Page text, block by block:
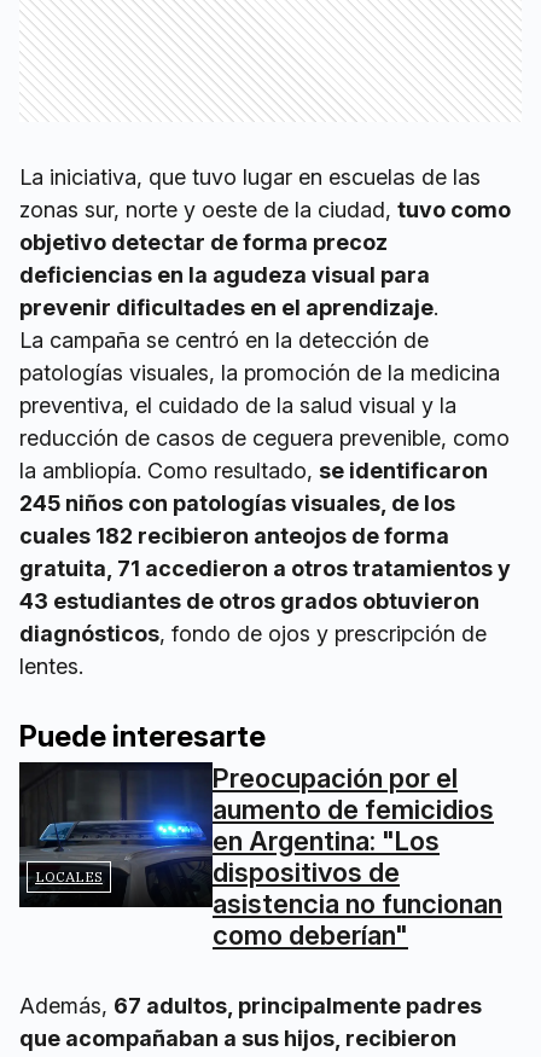
La iniciativa, que tuvo lugar en escuelas de las
zonas sur, norte y oeste de la ciudad, tuvo como
objetivo detectar de forma precoz
deficiencias en la agudeza visual para
prevenir dificultades en el aprendizaje.
La campaña se centró en la detección de
patologías visuales, la promoción de la medicina
preventiva, el cuidado de la salud visual y la
reducción de casos de ceguera prevenible, como
la ambliopía. Como resultado, se identificaron
245 niños con patologías visuales, de los
cuales 182 recibieron anteojos de forma
gratuita, 71 accedieron a otros tratamientos y
43 estudiantes de otros grados obtuvieron
diagnósticos, fondo de ojos y prescripción de
lentes.
Puede interesarte
LOCALES
Preocupación por el
aumento de femicidios
en Argentina: "Los
dispositivos de
asistencia no funcionan
como deberían"
Además, 67 adultos, principalmente padres
que acompañaban a sus hijos, recibieron